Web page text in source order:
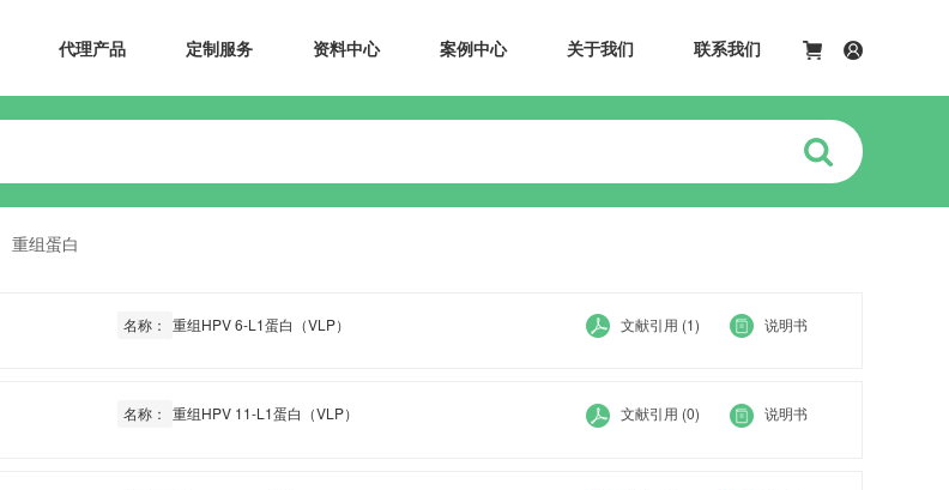
代理产品 定制服务 资料中心 案例中心 关于我们 联系我们
重组蛋白
名称： 重组HPV 6-L1蛋白（VLP） 文献引用 (1) 说明书
名称： 重组HPV 11-L1蛋白（VLP） 文献引用 (0) 说明书